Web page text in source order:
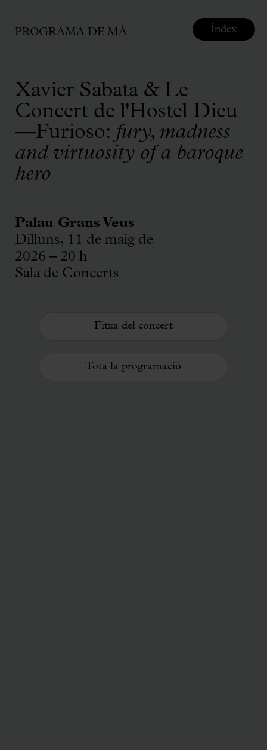
PROGRAMA DE MÀ
Xavier Sabata & Le
Concert de l'Hostel Dieu
—Furioso: fury, madness
and virtuosity of a baroque
hero
Palau Grans Veus
Dilluns, 11 de maig de
2026 – 20 h
Sala de Concerts
Fitxa del concert
Tota la programació
Índex